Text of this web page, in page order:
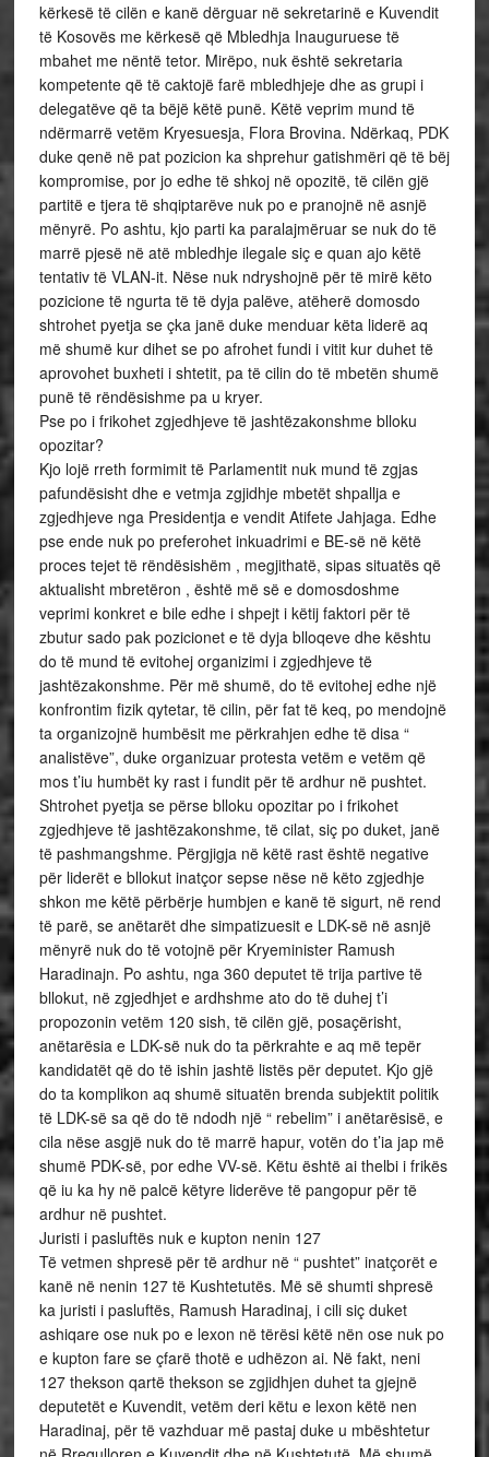
kërkesë të cilën e kanë dërguar në sekretarinë e Kuvendit
të Kosovës me kërkesë që Mbledhja Inauguruese të
mbahet me nëntë tetor. Mirëpo, nuk është sekretaria
kompetente që të caktojë farë mbledhjeje dhe as grupi i
delegatëve që ta bëjë këtë punë. Këtë veprim mund të
ndërmarrë vetëm Kryesuesja, Flora Brovina. Ndërkaq, PDK
duke qenë në pat pozicion ka shprehur gatishmëri që të bëj
kompromise, por jo edhe të shkoj në opozitë, të cilën gjë
partitë e tjera të shqiptarëve nuk po e pranojnë në asnjë
mënyrë. Po ashtu, kjo parti ka paralajmëruar se nuk do të
marrë pjesë në atë mbledhje ilegale siç e quan ajo këtë
tentativ të VLAN-it. Nëse nuk ndryshojnë për të mirë këto
pozicione të ngurta të të dyja palëve, atëherë domosdo
shtrohet pyetja se çka janë duke menduar këta liderë aq
më shumë kur dihet se po afrohet fundi i vitit kur duhet të
aprovohet buxheti i shtetit, pa të cilin do të mbetën shumë
punë të rëndësishme pa u kryer.
Pse po i frikohet zgjedhjeve të jashtëzakonshme blloku
opozitar?
Kjo lojë rreth formimit të Parlamentit nuk mund të zgjas
pafundësisht dhe e vetmja zgjidhje mbetët shpallja e
zgjedhjeve nga Presidentja e vendit Atifete Jahjaga. Edhe
pse ende nuk po preferohet inkuadrimi e BE-së në këtë
proces tejet të rëndësishëm , megjithatë, sipas situatës që
aktualisht mbretëron , është më së e domosdoshme
veprimi konkret e bile edhe i shpejt i këtij faktori për të
zbutur sado pak pozicionet e të dyja blloqeve dhe kështu
do të mund të evitohej organizimi i zgjedhjeve të
jashtëzakonshme. Për më shumë, do të evitohej edhe një
konfrontim fizik qytetar, të cilin, për fat të keq, po mendojnë
ta organizojnë humbësit me përkrahjen edhe të disa “
analistëve”, duke organizuar protesta vetëm e vetëm që
mos t’iu humbët ky rast i fundit për të ardhur në pushtet.
Shtrohet pyetja se përse blloku opozitar po i frikohet
zgjedhjeve të jashtëzakonshme, të cilat, siç po duket, janë
të pashmangshme. Përgjigja në këtë rast është negative
për liderët e bllokut inatçor sepse nëse në këto zgjedhje
shkon me këtë përbërje humbjen e kanë të sigurt, në rend
të parë, se anëtarët dhe simpatizuesit e LDK-së në asnjë
mënyrë nuk do të votojnë për Kryeminister Ramush
Haradinajn. Po ashtu, nga 360 deputet të trija partive të
bllokut, në zgjedhjet e ardhshme ato do të duhej t’i
propozonin vetëm 120 sish, të cilën gjë, posaçërisht,
anëtarësia e LDK-së nuk do ta përkrahte e aq më tepër
kandidatët që do të ishin jashtë listës për deputet. Kjo gjë
do ta komplikon aq shumë situatën brenda subjektit politik
të LDK-së sa që do të ndodh një “ rebelim” i anëtarësisë, e
cila nëse asgjë nuk do të marrë hapur, votën do t’ia jap më
shumë PDK-së, por edhe VV-së. Këtu është ai thelbi i frikës
që iu ka hy në palcë këtyre liderëve të pangopur për të
ardhur në pushtet.
Juristi i pasluftës nuk e kupton nenin 127
Të vetmen shpresë për të ardhur në “ pushtet” inatçorët e
kanë në nenin 127 të Kushtetutës. Më së shumti shpresë
ka juristi i pasluftës, Ramush Haradinaj, i cili siç duket
ashiqare ose nuk po e lexon në tërësi këtë nën ose nuk po
e kupton fare se çfarë thotë e udhëzon ai. Në fakt, neni
127 thekson qartë thekson se zgjidhjen duhet ta gjejnë
deputetët e Kuvendit, vetëm deri këtu e lexon këtë nen
Haradinaj, për të vazhduar më pastaj duke u mbështetur